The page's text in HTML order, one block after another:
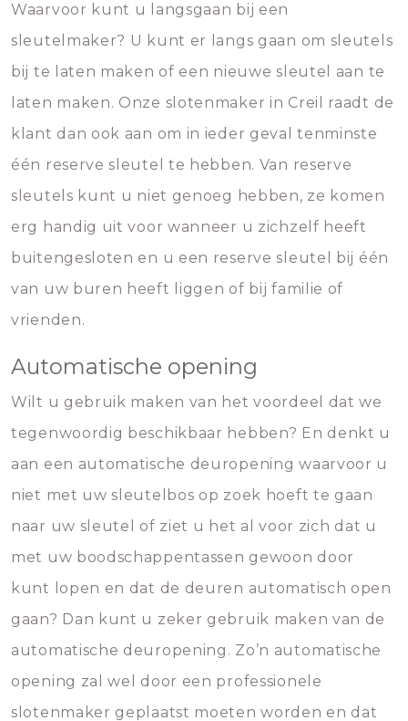
Waarvoor kunt u langsgaan bij een
sleutelmaker? U kunt er langs gaan om sleutels
bij te laten maken of een nieuwe sleutel aan te
laten maken. Onze slotenmaker in Creil raadt de
klant dan ook aan om in ieder geval tenminste
één reserve sleutel te hebben. Van reserve
sleutels kunt u niet genoeg hebben, ze komen
erg handig uit voor wanneer u zichzelf heeft
buitengesloten en u een reserve sleutel bij één
van uw buren heeft liggen of bij familie of
vrienden.
Automatische opening
Wilt u gebruik maken van het voordeel dat we
tegenwoordig beschikbaar hebben? En denkt u
aan een automatische deuropening waarvoor u
niet met uw sleutelbos op zoek hoeft te gaan
naar uw sleutel of ziet u het al voor zich dat u
met uw boodschappentassen gewoon door
kunt lopen en dat de deuren automatisch open
gaan? Dan kunt u zeker gebruik maken van de
automatische deuropening. Zo’n automatische
opening zal wel door een professionele
slotenmaker geplaatst moeten worden en dat